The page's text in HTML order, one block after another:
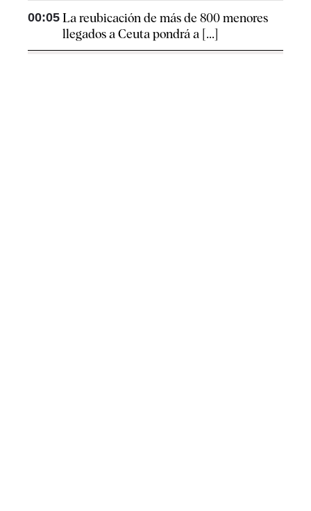
00:05 La reubicación de más de 800 menores
llegados a Ceuta pondrá a [...]